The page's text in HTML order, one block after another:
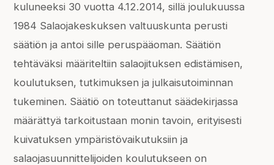
kuluneeksi 30 vuotta 4.12.2014, sillä joulukuussa
1984 Salaojakeskuksen valtuuskunta perusti
säätiön ja antoi sille peruspääoman. Säätiön
tehtäväksi määriteltiin salaojituksen edistämisen,
koulutuksen, tutkimuksen ja julkaisutoiminnan
tukeminen. Säätiö on toteuttanut säädekirjassa
määrättyä tarkoitustaan monin tavoin, erityisesti
kuivatuksen ympäristövaikutuksiin ja
salaojasuunnittelijoiden koulutukseen on